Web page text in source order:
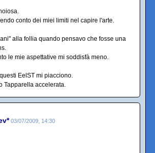
conto dei miei limiti nel capire l'arte.
alla follia quando pensavo che fosse una
le mie aspettative mi soddisfà meno.
EelST mi piacciono.
Tapparella accelerata.
03/07/2009, 14:30